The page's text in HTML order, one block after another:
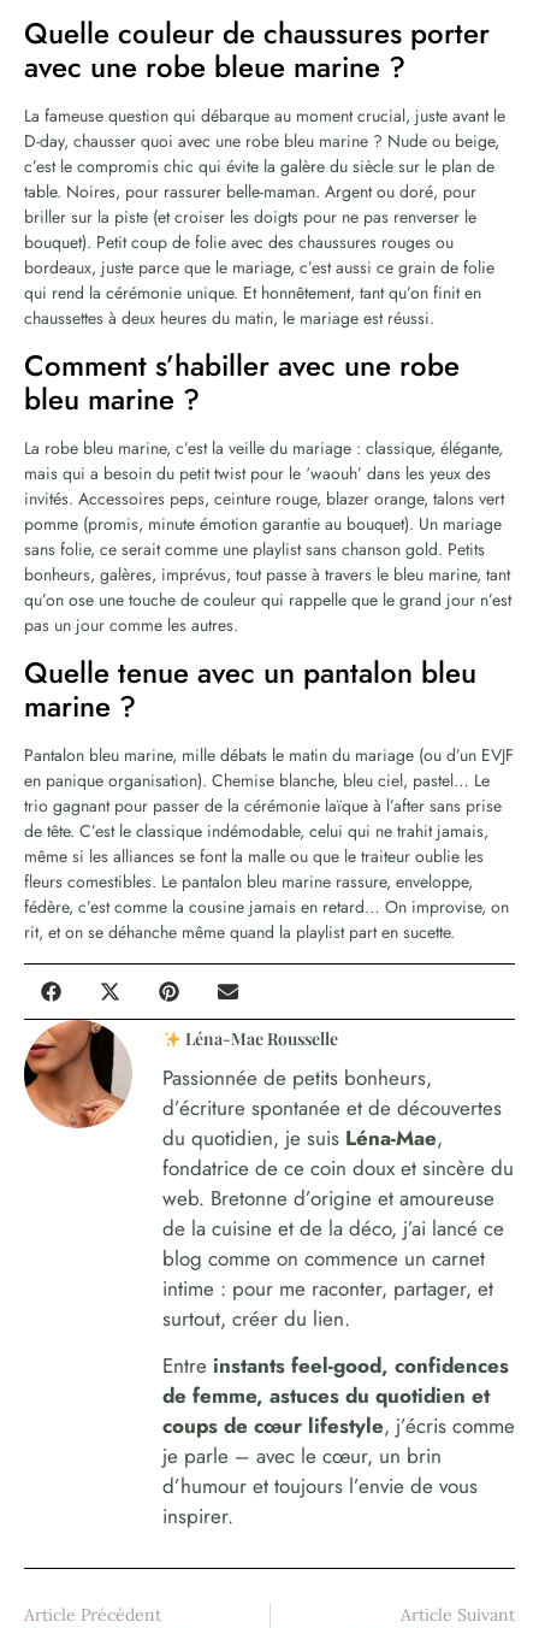
Quelle couleur de chaussures porter
avec une robe bleue marine ?
La fameuse question qui débarque au moment crucial, juste avant le
D-day, chausser quoi avec une robe bleu marine ? Nude ou beige,
c’est le compromis chic qui évite la galère du siècle sur le plan de
table. Noires, pour rassurer belle-maman. Argent ou doré, pour
briller sur la piste (et croiser les doigts pour ne pas renverser le
bouquet). Petit coup de folie avec des chaussures rouges ou
bordeaux, juste parce que le mariage, c’est aussi ce grain de folie
qui rend la cérémonie unique. Et honnêtement, tant qu’on finit en
chaussettes à deux heures du matin, le mariage est réussi.
Comment s’habiller avec une robe
bleu marine ?
La robe bleu marine, c’est la veille du mariage : classique, élégante,
mais qui a besoin du petit twist pour le ‘waouh’ dans les yeux des
invités. Accessoires peps, ceinture rouge, blazer orange, talons vert
pomme (promis, minute émotion garantie au bouquet). Un mariage
sans folie, ce serait comme une playlist sans chanson gold. Petits
bonheurs, galères, imprévus, tout passe à travers le bleu marine, tant
qu’on ose une touche de couleur qui rappelle que le grand jour n’est
pas un jour comme les autres.
Quelle tenue avec un pantalon bleu
marine ?
Pantalon bleu marine, mille débats le matin du mariage (ou d’un EVJF
en panique organisation). Chemise blanche, bleu ciel, pastel… Le
trio gagnant pour passer de la cérémonie laïque à l’after sans prise
de tête. C’est le classique indémodable, celui qui ne trahit jamais,
même si les alliances se font la malle ou que le traiteur oublie les
fleurs comestibles. Le pantalon bleu marine rassure, enveloppe,
fédère, c’est comme la cousine jamais en retard… On improvise, on
rit, et on se déhanche même quand la playlist part en sucette.
Léna-Mae Rousselle
Passionnée de petits bonheurs,
d’écriture spontanée et de découvertes
du quotidien, je suis Léna-Mae,
fondatrice de ce coin doux et sincère du
web. Bretonne d’origine et amoureuse
de la cuisine et de la déco, j’ai lancé ce
blog comme on commence un carnet
intime : pour me raconter, partager, et
surtout, créer du lien.
Entre instants feel-good, confidences
de femme, astuces du quotidien et
coups de cœur lifestyle, j’écris comme
je parle – avec le cœur, un brin
d’humour et toujours l’envie de vous
inspirer.
Article Précédent Article Suivant